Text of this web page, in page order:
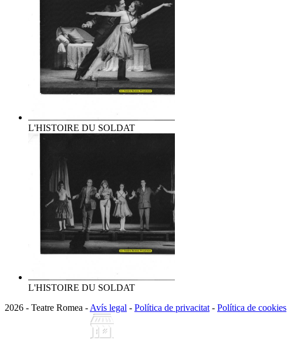
L'HISTOIRE DU SOLDAT
L'HISTOIRE DU SOLDAT
2026 - Teatre Romea - Avís legal - Política de privacitat - Política de cookies